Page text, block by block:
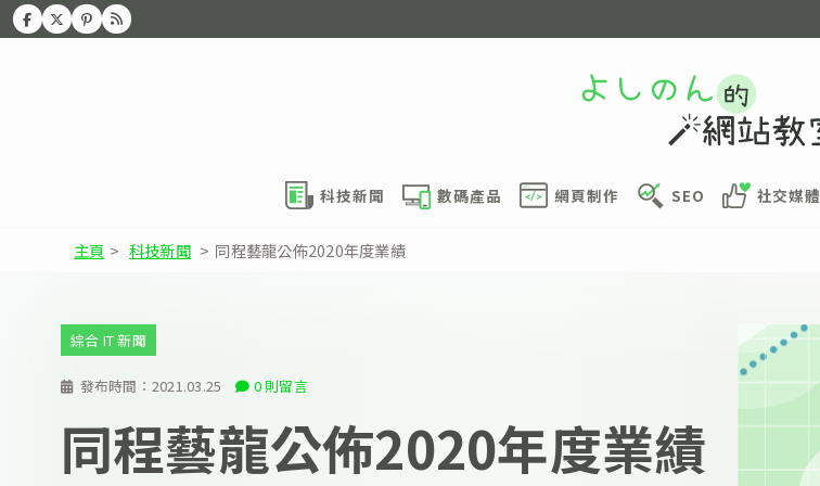
科技新聞 數碼產品 網頁制作 SEO 社交媒體
主頁 > 科技新聞 > 同程藝龍公佈2020年度業績
發布時間： 2021.03.25 0 則留言
綜合 IT 新聞
同程藝龍公佈2020年度業績